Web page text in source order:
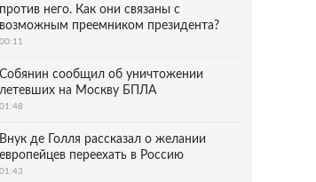
против него. Как они связаны с
возможным преемником президента?
00:11
Собянин сообщил об уничтожении
летевших на Москву БПЛА
01:48
Внук де Голля рассказал о желании
европейцев переехать в Россию
01:43